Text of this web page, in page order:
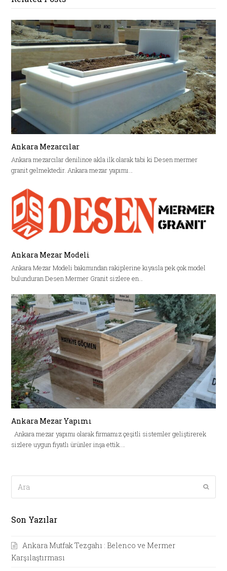
Ankara Mezarcılar
Ankara mezarcılar denilince akla ilk olarak tabi ki Desen mermer
granit gelmektedir. Ankara mezar yapımı…
Ankara Mezar Modeli
Ankara Mezar Modeli bakımından rakiplerine kıyasla pek çok model
bulunduran Desen Mermer Granit sizlere en…
Ankara Mezar Yapımı
Ankara mezar yapımı olarak firmamız çeşitli sistemler geliştirerek
sizlere uygun fiyatlı ürünler inşa ettik.…
Son Yazılar
Ankara Mutfak Tezgahı : Belenco ve Mermer
Karşılaştırması